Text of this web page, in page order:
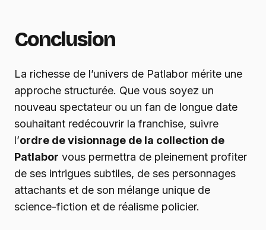
Conclusion
La richesse de l’univers de Patlabor mérite une
approche structurée. Que vous soyez un
nouveau spectateur ou un fan de longue date
souhaitant redécouvrir la franchise, suivre
l’ordre de visionnage de la collection de
Patlabor vous permettra de pleinement profiter
de ses intrigues subtiles, de ses personnages
attachants et de son mélange unique de
science-fiction et de réalisme policier.